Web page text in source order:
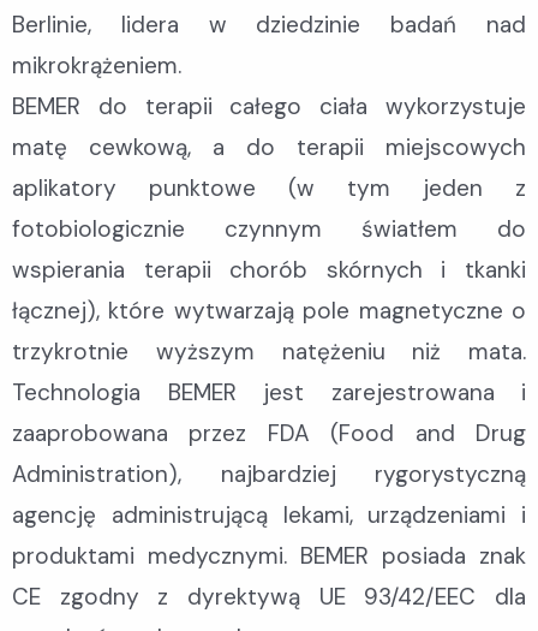
Berlinie, lidera w dziedzinie badań nad
mikrokrążeniem.
BEMER do terapii całego ciała wykorzystuje
matę cewkową, a do terapii miejscowych
aplikatory punktowe (w tym jeden z
fotobiologicznie czynnym światłem do
wspierania terapii chorób skórnych i tkanki
łącznej), które wytwarzają pole magnetyczne o
trzykrotnie wyższym natężeniu niż mata.
Technologia BEMER jest zarejestrowana i
zaaprobowana przez FDA (Food and Drug
Administration), najbardziej rygorystyczną
agencję administrującą lekami, urządzeniami i
produktami medycznymi. BEMER posiada znak
CE zgodny z dyrektywą UE 93/42/EEC dla